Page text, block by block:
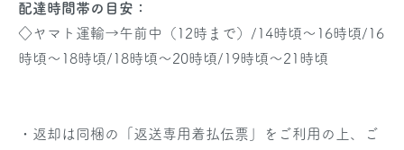
配達時間帯の目安：
◇ヤマト運輸→午前中（12時まで）/14時頃～16時頃/16
時頃～18時頃/18時頃～20時頃/19時頃～21時頃
・返却は同梱の「返送専用着払伝票」をご利用の上、ご